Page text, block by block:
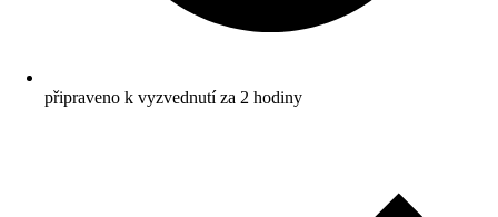
připraveno k vyzvednutí za 2 hodiny